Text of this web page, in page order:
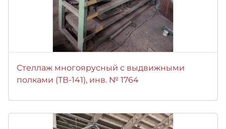
Стеллаж многоярусный с выдвижными
полками (ТВ-141), инв. № 1764